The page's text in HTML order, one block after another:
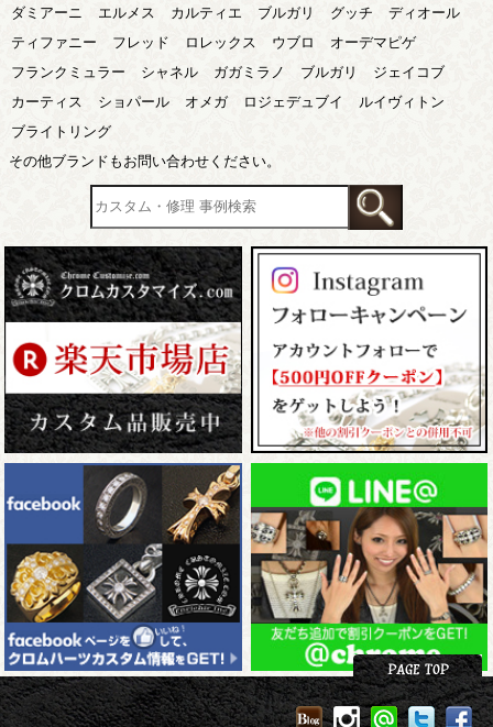
ダミアーニ
エルメス カルティエ ブルガリ グッチ
ディオール
ティファニー
フレッド ロレックス ウブロ
オーデマピゲ
フランクミュラー
シャネル ガガミラノ ブルガリ
ジェイコブ
カーティス
ショパール オメガ ロジェデュブイ
ルイヴィトン
ブライトリング
その他ブランドもお問い合わせください。